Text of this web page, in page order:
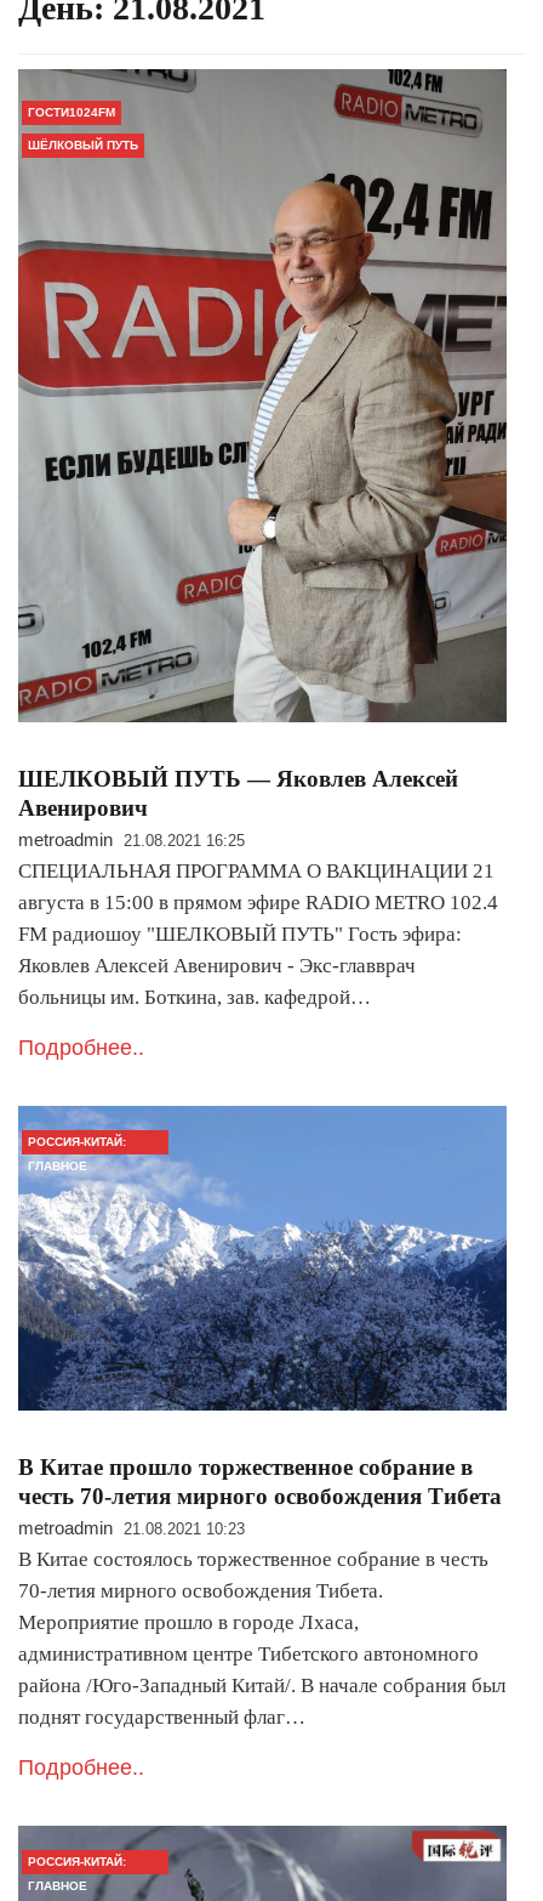
День: 21.08.2021
ГОСТИ1024FM
ШЁЛКОВЫЙ ПУТЬ
ШЕЛКОВЫЙ ПУТЬ — Яковлев Алексей
Авенирович
metroadmin 21.08.2021 16:25
СПЕЦИАЛЬНАЯ ПРОГРАММА О ВАКЦИНАЦИИ 21
августа в 15:00 в прямом эфире RADIO METRO 102.4
FM радиошоу "ШЕЛКОВЫЙ ПУТЬ" Гость эфира:
Яковлев Алексей Авенирович - Экс-главврач
больницы им. Боткина, зав. кафедрой…
Подробнее..
РОССИЯ-КИТАЙ:
ГЛАВНОЕ
В Китае прошло торжественное собрание в
честь 70-летия мирного освобождения Тибета
metroadmin 21.08.2021 10:23
В Китае состоялось торжественное собрание в честь
70-летия мирного освобождения Тибета.
Мероприятие прошло в городе Лхаса,
административном центре Тибетского автономного
района /Юго-Западный Китай/. В начале собрания был
поднят государственный флаг…
Подробнее..
РОССИЯ-КИТАЙ:
ГЛАВНОЕ